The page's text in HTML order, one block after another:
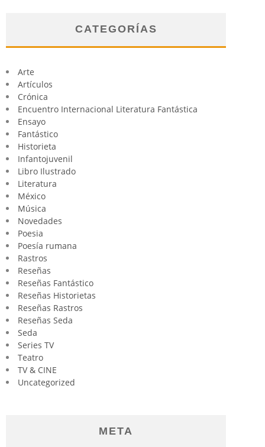
CATEGORÍAS
Arte
Artículos
Crónica
Encuentro Internacional Literatura Fantástica
Ensayo
Fantástico
Historieta
Infantojuvenil
Libro Ilustrado
Literatura
México
Música
Novedades
Poesia
Poesía rumana
Rastros
Reseñas
Reseñas Fantástico
Reseñas Historietas
Reseñas Rastros
Reseñas Seda
Seda
Series TV
Teatro
TV & CINE
Uncategorized
META